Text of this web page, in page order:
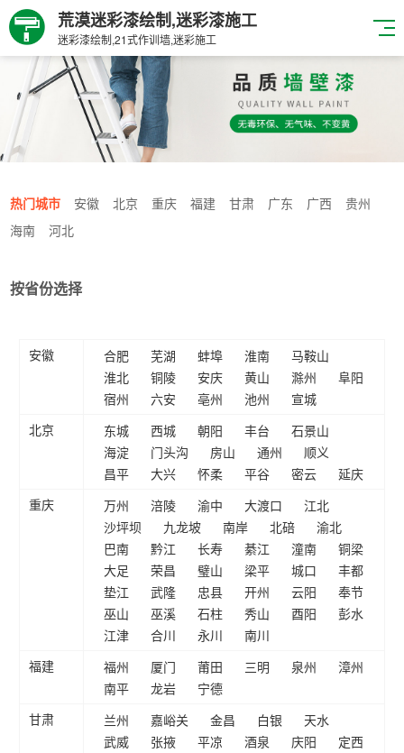
荒漠迷彩漆绘制,迷彩漆施工
迷彩漆绘制,21式作训墙,迷彩施工
热门城市 安徽 北京 重庆 福建 甘肃 广东 广西
贵州
海南
河北
按省份选择
安徽 合肥 芜湖 蚌埠 淮南
马鞍山
淮北
铜陵 安庆 黄山 滁州
阜阳
宿州
六安 亳州 池州 宣城
北京 东城 西城 朝阳 丰台
石景山
海淀
门头沟 房山 通州
顺义
昌平
大兴 怀柔 平谷 密云 延庆
重庆 万州 涪陵 渝中 大渡口
江北
沙坪坝
九龙坡 南岸 北碚
渝北
巴南
黔江 长寿 綦江 潼南
铜梁
大足
荣昌 璧山 梁平 城口
丰都
垫江
武隆 忠县 开州 云阳
奉节
巫山
巫溪 石柱 秀山 酉阳
彭水
江津
合川 永川 南川
福建 福州 厦门 莆田 三明 泉州
漳州
南平
龙岩 宁德
甘肃 兰州 嘉峪关 金昌 白银
天水
武威
张掖 平凉 酒泉 庆阳
定西